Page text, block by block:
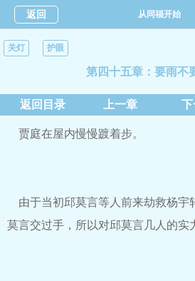
返回 从同福开始
关灯 护眼
第四十五章：要雨不
返回目录 上一章 下
贾庭在屋内慢慢踱着步。
由于当初邱莫言等人前来劫救杨宇
莫言交过手，所以对邱莫言几人的实